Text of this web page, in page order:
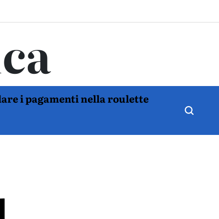
i pagamenti nella roulette